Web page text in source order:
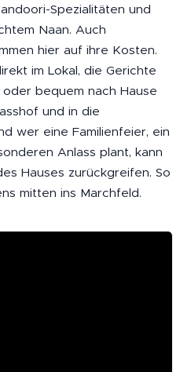
Spezialitäten und
Naan. Auch
hier auf ihre Kosten.
im Lokal, die Gerichte
bequem nach Hause
und in die
wer eine Familienfeier, ein
Anlass plant, kann
Hauses zurückgreifen. So
mitten ins Marchfeld.